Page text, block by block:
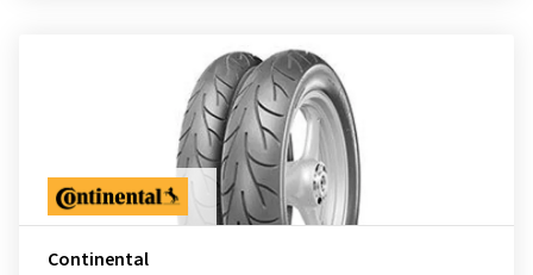
Continental